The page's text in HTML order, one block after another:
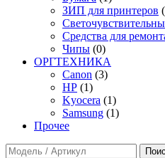
ЗИП для принтеров
Средства для
Чипы (0)
ОРГТЕХНИКА
Canon (3)
HP (1)
Kyocera (1)
Samsung (1)
Прочее